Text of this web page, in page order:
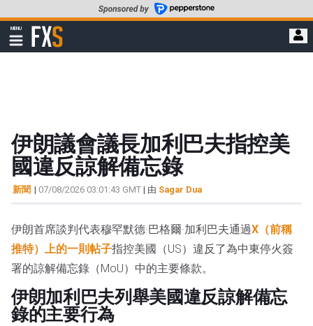
至
要
MENU
顯
示
FXStreet
伊朗議會議長加利巴夫指控美
國違反諒解備忘錄
新聞 | 07/08/2026 03:01:43 GMT | 由 Sagar Dua
伊朗首席談判代表穆罕默德·巴格爾·加利巴夫通過X（前稱
推特）上的一則帖子指控美國（US）違反了為中東停火簽
署的諒解備忘錄（MoU）中的主要條款。
伊朗加利巴夫列舉美國違反諒解備忘
錄的主要行為